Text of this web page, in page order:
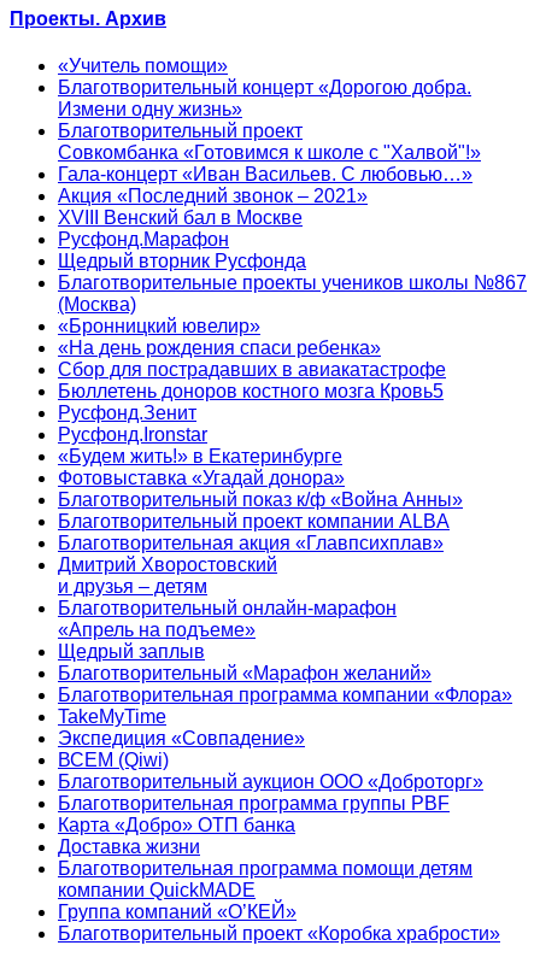
Проекты. Архив
«Учитель помощи»
Благотворительный концерт «Дорогою добра.
Измени одну жизнь»
Благотворительный проект
Совкомбанка «Готовимся к школе с "Халвой"!»
Гала-концерт «Иван Васильев. С любовью…»
Акция «Последний звонок – 2021»
XVIII Венский бал в Москве
Русфонд.Марафон
Щедрый вторник Русфонда
Благотворительные проекты учеников школы №867
(Москва)
«Бронницкий ювелир»
«На день рождения спаси ребенка»
Сбор для пострадавших в авиакатастрофе
Бюллетень доноров костного мозга Кровь5
Русфонд.Зенит
Русфонд.Ironstar
«Будем жить!» в Екатеринбурге
Фотовыставка «Угадай донора»
Благотворительный показ к/ф «Война Анны»
Благотворительный проект компании ALBA
Благотворительная акция «Главпсихплав»
Дмитрий Хворостовский
и друзья – детям
Благотворительный онлайн‑марафон
«Апрель на подъеме»
Щедрый заплыв
Благотворительный «Марафон желаний»
Благотворительная программа компании «Флора»
TakeMyTime
Экспедиция «Совпадение»
ВСЕМ (Qiwi)
Благотворительный аукцион ООО «Доброторг»
Благотворительная программа группы PBF
Карта «Добро» ОТП банка
Доставка жизни
Благотворительная программа помощи детям
компании QuickMADE
Группа компаний «О’КЕЙ»
Благотворительный проект «Коробка храбрости»